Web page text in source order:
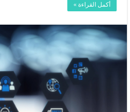
أكمل القراءة »